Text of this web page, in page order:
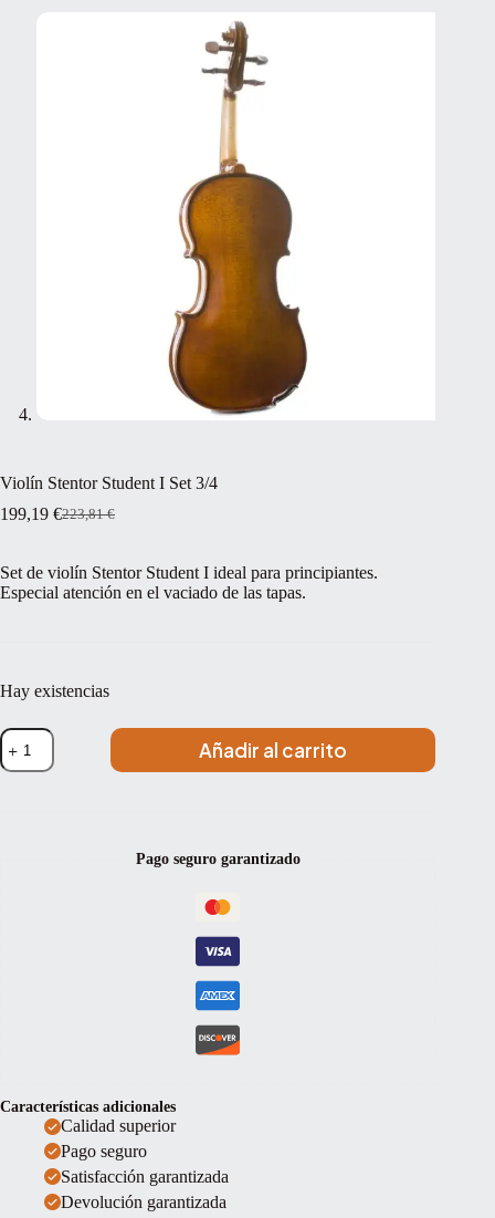
Violín Stentor Student I Set 3/4
223,81€
El
original
era:
223,81 €.
199,19 €El
actual
es:
199,19 €.
Set de violín Stentor Student I ideal para principiantes.
Especial atención en el vaciado de las tapas.
Hay existencias
Violín
Stentor
Student
Añadir al carrito
Pago seguro garantizado
Características adicionales
Calidad superior
Pago seguro
Satisfacción garantizada
Devolución garantizada